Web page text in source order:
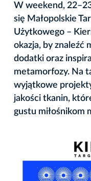
W weekend,
się Małopolskie
Użytkowego –
okazja, by znaleźć
dodatki oraz
metamorfozy. Na
wyjątkowe
jakości tkanin,
gustu miłośnikom